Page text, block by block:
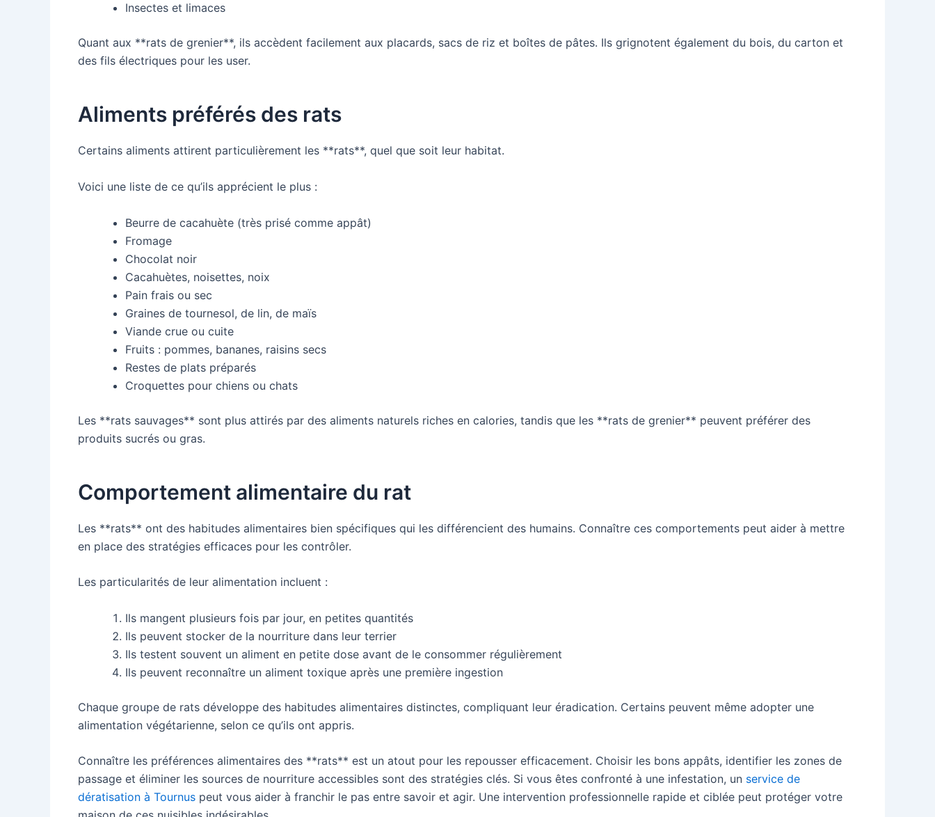
Insectes et limaces
Quant aux **rats de grenier**, ils accèdent facilement aux placards, sacs de riz et boîtes de pâtes. Ils grignotent également du bois, du carton et
des fils électriques pour les user.
Aliments préférés des rats
Certains aliments attirent particulièrement les **rats**, quel que soit leur habitat.
Voici une liste de ce qu’ils apprécient le plus :
Beurre de cacahuète (très prisé comme appât)
Fromage
Chocolat noir
Cacahuètes, noisettes, noix
Pain frais ou sec
Graines de tournesol, de lin, de maïs
Viande crue ou cuite
Fruits : pommes, bananes, raisins secs
Restes de plats préparés
Croquettes pour chiens ou chats
Les **rats sauvages** sont plus attirés par des aliments naturels riches en calories, tandis que les **rats de grenier** peuvent préférer des
produits sucrés ou gras.
Comportement alimentaire du rat
Les **rats** ont des habitudes alimentaires bien spécifiques qui les différencient des humains. Connaître ces comportements peut aider à mettre
en place des stratégies efficaces pour les contrôler.
Les particularités de leur alimentation incluent :
Ils mangent plusieurs fois par jour, en petites quantités
Ils peuvent stocker de la nourriture dans leur terrier
Ils testent souvent un aliment en petite dose avant de le consommer régulièrement
Ils peuvent reconnaître un aliment toxique après une première ingestion
Chaque groupe de rats développe des habitudes alimentaires distinctes, compliquant leur éradication. Certains peuvent même adopter une
alimentation végétarienne, selon ce qu’ils ont appris.
Connaître les préférences alimentaires des **rats** est un atout pour les repousser efficacement. Choisir les bons appâts, identifier les zones de
passage et éliminer les sources de nourriture accessibles sont des stratégies clés. Si vous êtes confronté à une infestation, un service de
dératisation à Tournus peut vous aider à franchir le pas entre savoir et agir. Une intervention professionnelle rapide et ciblée peut protéger votre